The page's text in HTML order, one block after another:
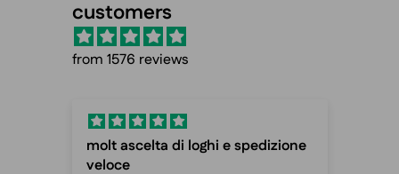
customers
from 1576 reviews
ascelta di loghi e spedizione
Fast shipping and